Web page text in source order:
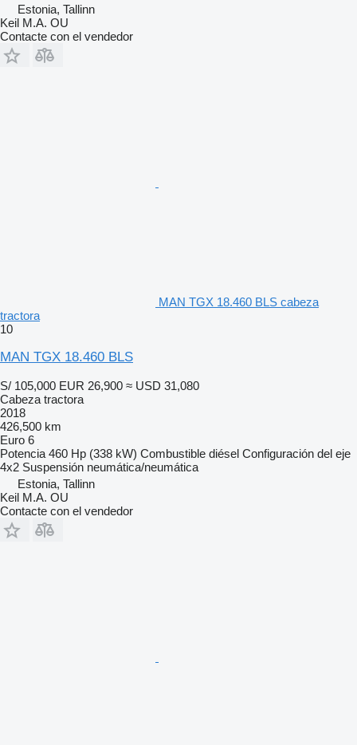
Estonia, Tallinn
Keil M.A. OU
Contacte con el vendedor
MAN TGX 18.460 BLS cabeza
tractora
10
MAN TGX 18.460 BLS
S/ 105,000 EUR 26,900 ≈ USD 31,080
Cabeza tractora
2018
426,500 km
Euro 6
Potencia 460 Hp (338 kW) Combustible diésel Configuración del eje
4x2 Suspensión neumática/neumática
Estonia, Tallinn
Keil M.A. OU
Contacte con el vendedor